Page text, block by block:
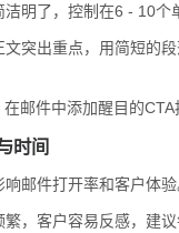
明了，控制在6 - 10个
突出重点，用简短的
邮件中添加醒目的
时间
邮件打开率和客户体验
，客户容易反感，建